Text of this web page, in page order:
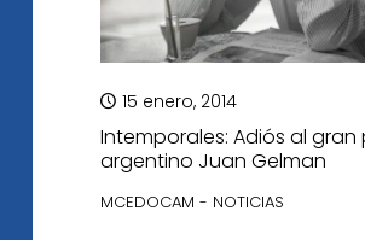
15 enero, 2014
Intemporales: Adiós al
argentino Juan Gelman
MCEDOCAM - NOTICIAS